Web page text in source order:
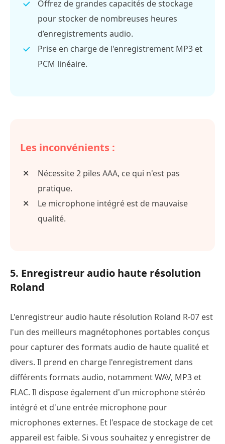
Offrez de grandes capacités de stockage
pour stocker de nombreuses heures
d’enregistrements audio.
Prise en charge de l'enregistrement MP3 et
PCM linéaire.
Les inconvénients :
Nécessite 2 piles AAA, ce qui n'est pas
pratique.
Le microphone intégré est de mauvaise
qualité.
5. Enregistreur audio haute résolution
Roland
L'enregistreur audio haute résolution Roland R-07 est
l'un des meilleurs magnétophones portables conçus
pour capturer des formats audio de haute qualité et
divers. Il prend en charge l'enregistrement dans
différents formats audio, notamment WAV, MP3 et
FLAC. Il dispose également d'un microphone stéréo
intégré et d'une entrée microphone pour
microphones externes. Et l'espace de stockage de cet
appareil est faible. Si vous souhaitez y enregistrer de